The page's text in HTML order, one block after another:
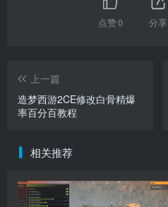
点赞0 分享
上一篇
造梦西游2CE修改白骨精爆
率百分百教程
相关推荐